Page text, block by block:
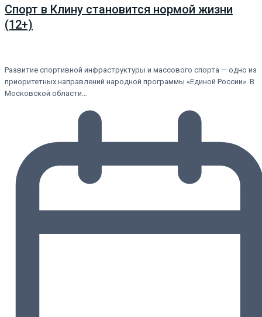
Спорт в Клину становится нормой жизни
(12+)
Развитие спортивной инфраструктуры и массового спорта — одно из
приоритетных направлений народной программы «Единой России». В
Московской области…